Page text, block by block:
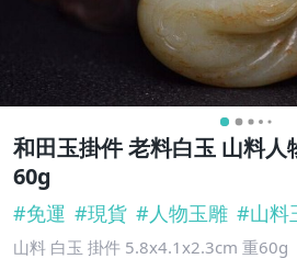
和田玉掛件 老料白玉 山料
60g
#免運 #現貨 #人物玉雕 #山料
山料 白玉 掛件 5.8x4.1x2.3cm 重60g